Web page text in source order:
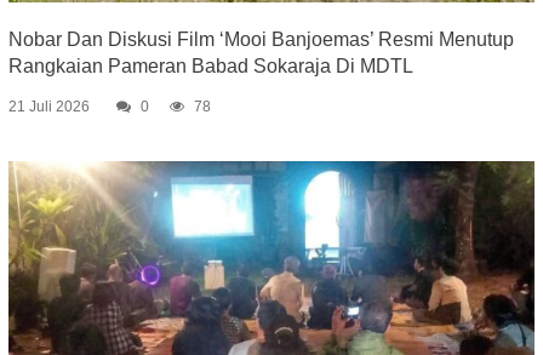
Nobar Dan Diskusi Film ‘Mooi Banjoemas’ Resmi Menutup
Rangkaian Pameran Babad Sokaraja Di MDTL
21 Juli 2026 0 78